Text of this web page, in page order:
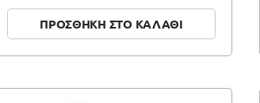
ΠΡΟΣΘΗΚΗ ΣΤΟ ΚΑΛΑΘΙ